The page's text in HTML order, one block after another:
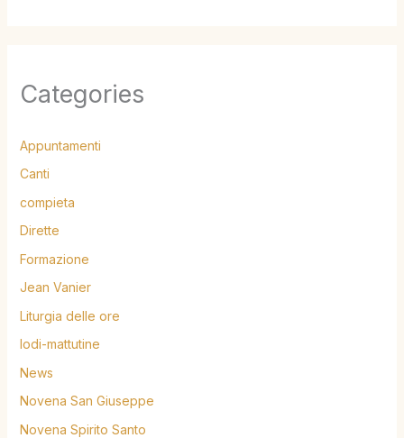
Categories
Appuntamenti
Canti
compieta
Dirette
Formazione
Jean Vanier
Liturgia delle ore
lodi-mattutine
News
Novena San Giuseppe
Novena Spirito Santo